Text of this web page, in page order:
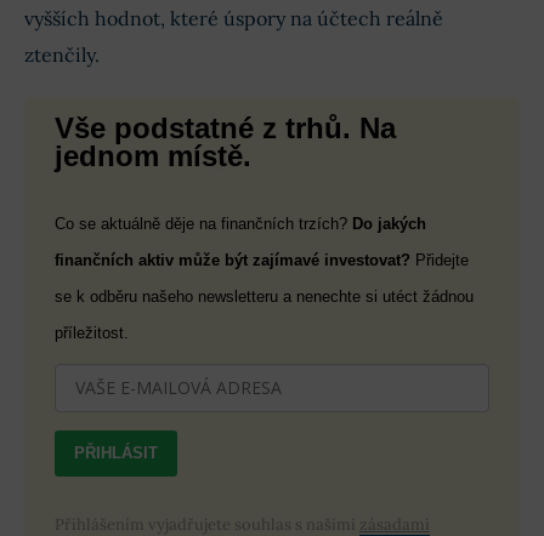
vyšších hodnot, které úspory na účtech reálně
ztenčily.
Vše podstatné z trhů. Na
jednom místě.
Co se aktuálně děje na finančních trzích? Do jakých
finančních aktiv může být zajímavé investovat? Přidejte
se k odběru našeho newsletteru a nenechte si utéct žádnou
příležitost.
PŘIHLÁSIT
Přihlášením vyjadřujete souhlas s našimi zásadami